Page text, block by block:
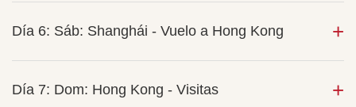
Día 6: Sáb: Shanghái - Vuelo a Hong Kong
Día 7: Dom: Hong Kong - Visitas